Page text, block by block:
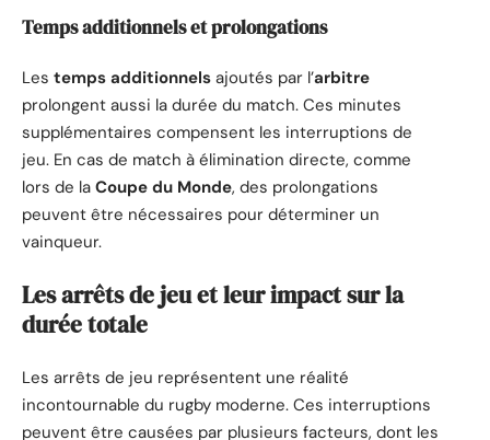
Temps additionnels et prolongations
Les temps additionnels ajoutés par l’arbitre
prolongent aussi la durée du match. Ces minutes
supplémentaires compensent les interruptions de
jeu. En cas de match à élimination directe, comme
lors de la Coupe du Monde, des prolongations
peuvent être nécessaires pour déterminer un
vainqueur.
Les arrêts de jeu et leur impact sur la
durée totale
Les arrêts de jeu représentent une réalité
incontournable du rugby moderne. Ces interruptions
peuvent être causées par plusieurs facteurs, dont les